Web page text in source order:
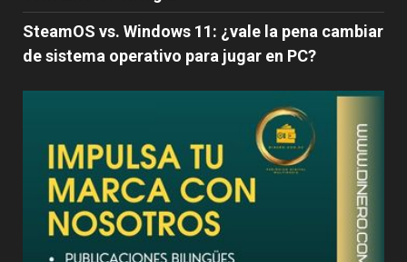
SteamOS vs. Windows 11: ¿vale la pena cambiar
de sistema operativo para jugar en PC?